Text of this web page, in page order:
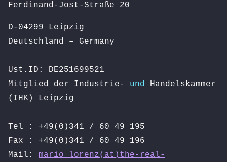
Ferdinand-Jost-Straße 20
D-04299 Leipzig
Deutschland – Germany
Ust.ID: DE251699521
Mitglied der Industrie- und Handelskammer
(IHK) Leipzig
Tel : +49(0)341 / 60 49 195
Fax : +49(0)341 / 60 49 196
Mail: mario_lorenz(at)the-real-